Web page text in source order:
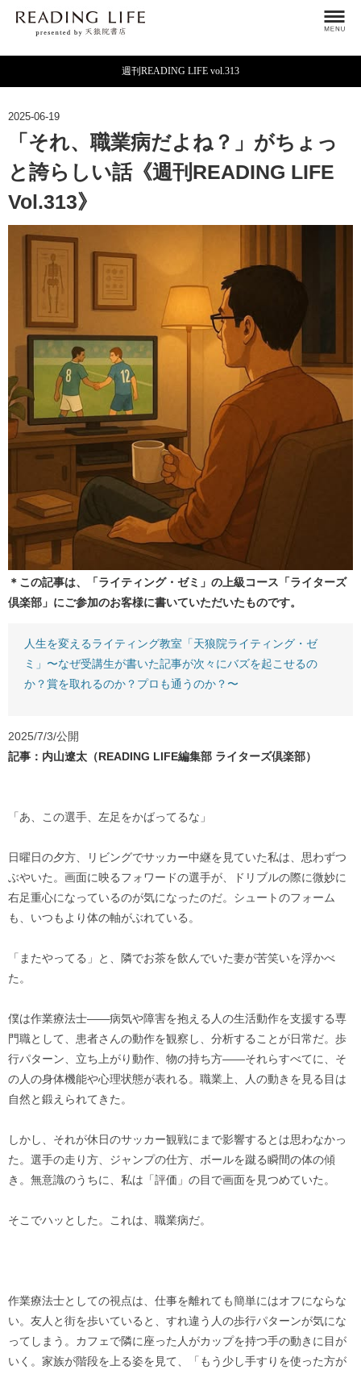
週刊READING LIFE vol.313
2025-06-19
「それ、職業病だよね？」がちょっ
と誇らしい話《週刊READING LIFE
Vol.313》
＊この記事は、「ライティング・ゼミ」の上級コース「ライターズ
倶楽部」にご参加のお客様に書いていただいたものです。
人生を変えるライティング教室「天狼院ライティング・ゼ
ミ」〜なぜ受講生が書いた記事が次々にバズを起こせるの
か？賞を取れるのか？プロも通うのか？〜
2025/7/3/公開
記事：内山遼太（READING LIFE編集部 ライターズ倶楽部）
「あ、この選手、左足をかばってるな」
日曜日の夕方、リビングでサッカー中継を見ていた私は、思わずつ
ぶやいた。画面に映るフォワードの選手が、ドリブルの際に微妙に
右足重心になっているのが気になったのだ。シュートのフォーム
も、いつもより体の軸がぶれている。
「またやってる」と、隣でお茶を飲んでいた妻が苦笑いを浮かべ
た。
僕は作業療法士——病気や障害を抱える人の生活動作を支援する専
門職として、患者さんの動作を観察し、分析することが日常だ。歩
行パターン、立ち上がり動作、物の持ち方——それらすべてに、そ
の人の身体機能や心理状態が表れる。職業上、人の動きを見る目は
自然と鍛えられてきた。
しかし、それが休日のサッカー観戦にまで影響するとは思わなかっ
た。選手の走り方、ジャンプの仕方、ボールを蹴る瞬間の体の傾
き。無意識のうちに、私は「評価」の目で画面を見つめていた。
そこでハッとした。これは、職業病だ。
作業療法士としての視点は、仕事を離れても簡単にはオフにならな
い。友人と街を歩いていると、すれ違う人の歩行パターンが気にな
ってしまう。カフェで隣に座った人がカップを持つ手の動きに目が
いく。家族が階段を上る姿を見て、「もう少し手すりを使った方が